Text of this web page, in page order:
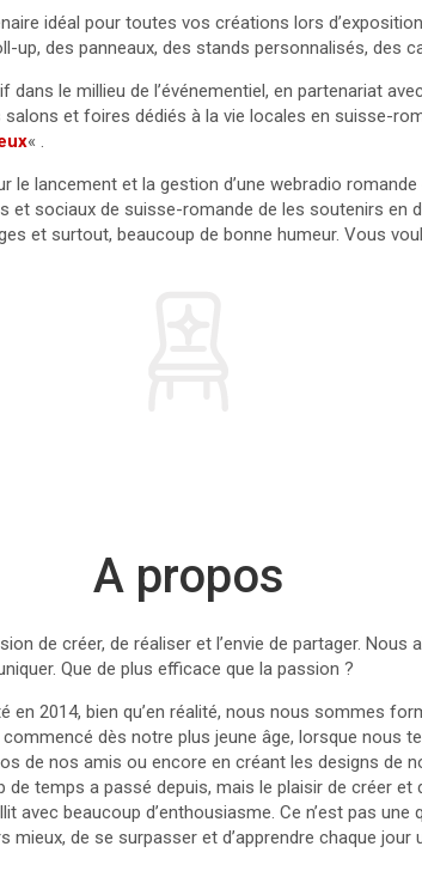
idéal pour toutes vos créations lors
up, des panneaux, des stands personnalisés, des
le millieu de l’événementiel, en partenariat
et foires dédiés à la vie locales en suisse-
« .
lancement et la gestion d’une webradio romande
et sociaux de suisse-romande de les soutenirs en
et surtout, beaucoup de bonne humeur. Vous
A propos
de créer, de réaliser et l’envie de partager. Nous
Que de plus efficace que la passion ?
2014, bien qu’en réalité, nous nous sommes
dès notre plus jeune âge, lorsque nous
de nos amis ou encore en créant les designs de
de temps a passé depuis, mais le plaisir de créer
avec beaucoup d’enthousiasme. Ce n’est pas une
de se surpasser et d’apprendre chaque jour